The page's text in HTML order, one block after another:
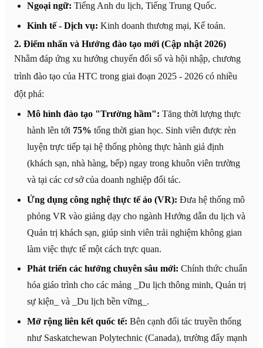
Ngoại ngữ: Tiếng Anh du lịch, Tiếng Trung Quốc.
Kinh tế - Dịch vụ: Kinh doanh thương mại, Kế toán.
2. Điểm nhấn và Hướng đào tạo mới (Cập nhật 2026)
Nhằm đáp ứng xu hướng chuyển đổi số và hội nhập, chương
trình đào tạo của HTC trong giai đoạn 2025 - 2026 có nhiều
đột phá:
Mô hình đào tạo "Trường hầm": Tăng thời lượng thực
hành lên tới 75% tổng thời gian học. Sinh viên được rèn
luyện trực tiếp tại hệ thống phòng thực hành giả định
(khách sạn, nhà hàng, bếp) ngay trong khuôn viên trường
và tại các cơ sở của doanh nghiệp đối tác.
Ứng dụng công nghệ thực tế ảo (VR): Đưa hệ thống mô
phỏng VR vào giảng dạy cho ngành Hướng dẫn du lịch và
Quản trị khách sạn, giúp sinh viên trải nghiệm không gian
làm việc thực tế một cách trực quan.
Phát triển các hướng chuyên sâu mới: Chính thức chuẩn
hóa giáo trình cho các mảng _Du lịch thông minh, Quản trị
sự kiện_ và _Du lịch bền vững_.
Mở rộng liên kết quốc tế: Bên cạnh đối tác truyền thống
như Saskatchewan Polytechnic (Canada), trường đẩy mạnh